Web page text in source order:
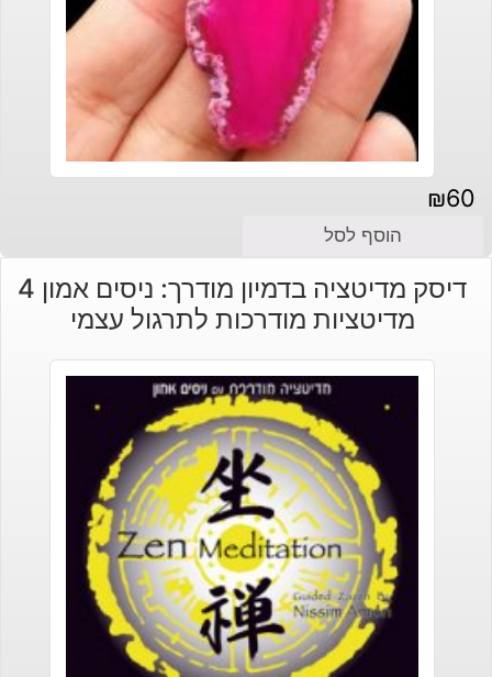
₪60
הוסף לסל
דיסק מדיטציה בדמיון מודרך: ניסים אמון 4
מדיטציות מודרכות לתרגול עצמי